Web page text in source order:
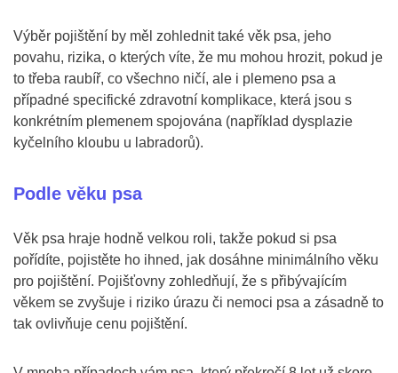
Výběr pojištění by měl zohlednit také věk psa, jeho
povahu, rizika, o kterých víte, že mu mohou hrozit, pokud je
to třeba raubíř, co všechno ničí, ale i plemeno psa a
případné specifické zdravotní komplikace, která jsou s
konkrétním plemenem spojována (například dysplazie
kyčelního kloubu u labradorů).
Podle věku psa
Věk psa hraje hodně velkou roli, takže pokud si psa
pořídíte, pojistěte ho ihned, jak dosáhne minimálního věku
pro pojištění. Pojišťovny zohledňují, že s přibývajícím
věkem se zvyšuje i riziko úrazu či nemoci psa a zásadně to
tak ovlivňuje cenu pojištění.